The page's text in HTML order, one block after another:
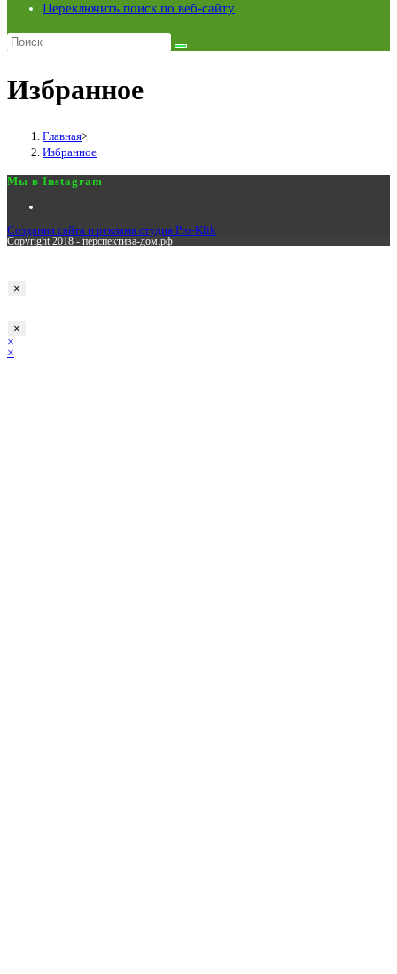
Переключить поиск по веб-сайту
Избранное
Главная>
Избранное
Мы в Instagram
Создания сайта и реклама студия Pro-Klik
Copyright 2018 - перспектива-дом.рф
×
×
×
×